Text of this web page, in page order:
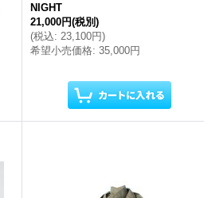
NIGHT
21,000円(税別)
(税込: 23,100円)
希望小売価格: 35,000円